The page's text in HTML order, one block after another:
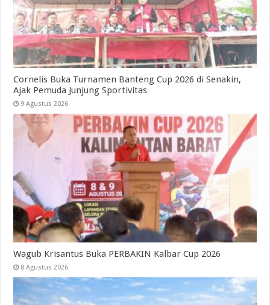
Cornelis Buka Turnamen Banteng Cup 2026 di Senakin,
Ajak Pemuda Junjung Sportivitas
9 Agustus 2026
Wagub Krisantus Buka PERBAKIN Kalbar Cup 2026
8 Agustus 2026